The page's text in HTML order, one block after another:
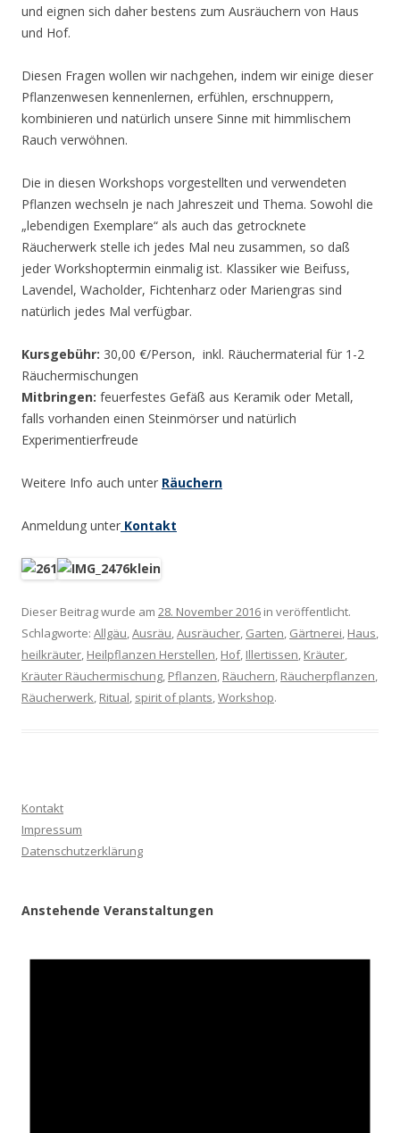
und eignen sich daher bestens zum Ausräuchern von Haus
und Hof.
Diesen Fragen wollen wir nachgehen, indem wir einige dieser
Pflanzenwesen kennenlernen, erfühlen, erschnuppern,
kombinieren und natürlich unsere Sinne mit himmlischem
Rauch verwöhnen.
Die in diesen Workshops vorgestellten und verwendeten
Pflanzen wechseln je nach Jahreszeit und Thema. Sowohl die
„lebendigen Exemplare“ als auch das getrocknete
Räucherwerk stelle ich jedes Mal neu zusammen, so daß
jeder Workshoptermin einmalig ist. Klassiker wie Beifuss,
Lavendel, Wacholder, Fichtenharz oder Mariengras sind
natürlich jedes Mal verfügbar.
Kursgebühr: 30,00 €/Person, inkl. Räuchermaterial für 1-2
Räuchermischungen
Mitbringen: feuerfestes Gefäß aus Keramik oder Metall,
falls vorhanden einen Steinmörser und natürlich
Experimentierfreude
Weitere Info auch unter Räuchern
Anmeldung unter Kontakt
Dieser Beitrag wurde am 28. November 2016 in veröffentlicht.
Schlagworte: Allgäu,Ausräu,Ausräucher, Garten, Gärtnerei, Haus,
heilkräuter, Heilpflanzen Herstellen, Hof, Illertissen, Kräuter,
Kräuter Räuchermischung, Pflanzen, Räuchern, Räucherpflanzen,
Räucherwerk, Ritual, spirit of plants,Workshop.
Kontakt
Impressum
Datenschutzerklärung
Anstehende Veranstaltungen